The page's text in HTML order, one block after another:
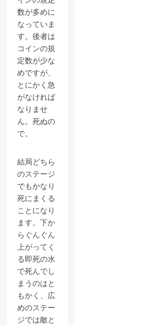
数が多めに
なっていま
す。後者は
コインの規
定数が少な
めですが、
とにかく急
がなければ
なりませ
ん。死ぬの
で。
結局どちら
のステージ
でもかなり
死にまくる
ことになり
ます。下か
らぐんぐん
上がってく
る即死の水
で死んでし
まうのはと
もかく、広
めのステー
ジでは敵と